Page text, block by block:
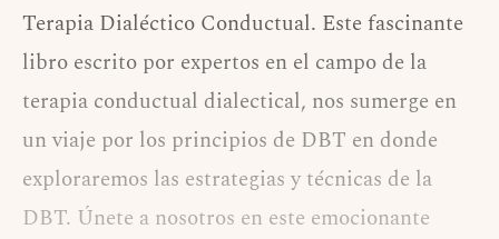
Terapia Dialéctico Conductual. Este fascinante
libro escrito por expertos en el campo de la
terapia conductual dialectical, nos sumerge en
un viaje por los principios de DBT en donde
exploraremos las estrategias y técnicas de la
DBT. Únete a nosotros en este emocionante